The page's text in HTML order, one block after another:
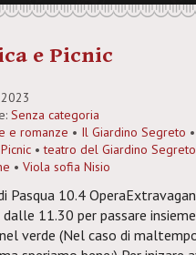
e Picnic
Senza categoria
e romanze • Il Giardino Segreto
Picnic •teatro del Giardino
• Viola sofia Nisio
Pasqua 10.4
11.30 per passare
verde (Nel caso di